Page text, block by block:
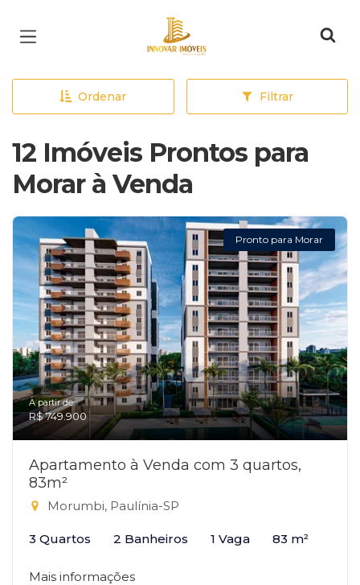
Página inicial
Ordenar Filtrar
12 Imóveis Prontos para
Morar à Venda
Pronto para Morar
A partir de:
R$ 749.900
Apartamento à Venda com 3 quartos,
83m²
Morumbi, Paulínia-SP
3 Quartos 2 Banheiros 1 Vaga 83 m²
Mais informações